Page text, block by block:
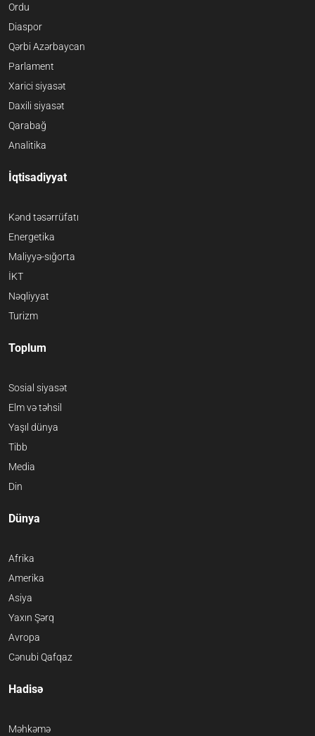
Ordu
Diaspor
Qərbi Azərbaycan
Parlament
Xarici siyasət
Daxili siyasət
Qarabağ
Analitika
İqtisadiyyat
Kənd təsərrüfatı
Energetika
Maliyyə-sığorta
İKT
Nəqliyyat
Turizm
Toplum
Sosial siyasət
Elm və təhsil
Yaşıl dünya
Tibb
Media
Din
Dünya
Afrika
Amerika
Asiya
Yaxın Şərq
Avropa
Cənubi Qafqaz
Hadisə
Məhkəmə